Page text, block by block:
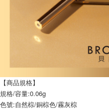
【商品規格】
規格/容量:0.06g
色號:自然棕/銅棕色/霧灰棕